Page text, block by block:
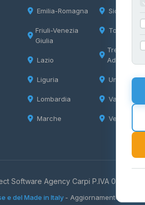
Emilia-Romagna
Friuli-Venezia
Giulia
Lazio
Liguria
Lombardia
Marche
Sicilia
Toscana
Trentino-
Adige
Umbria
Valle
Veneto
Software Agency Carpi P.IVA
e del Made in Italy - Aggiornamento